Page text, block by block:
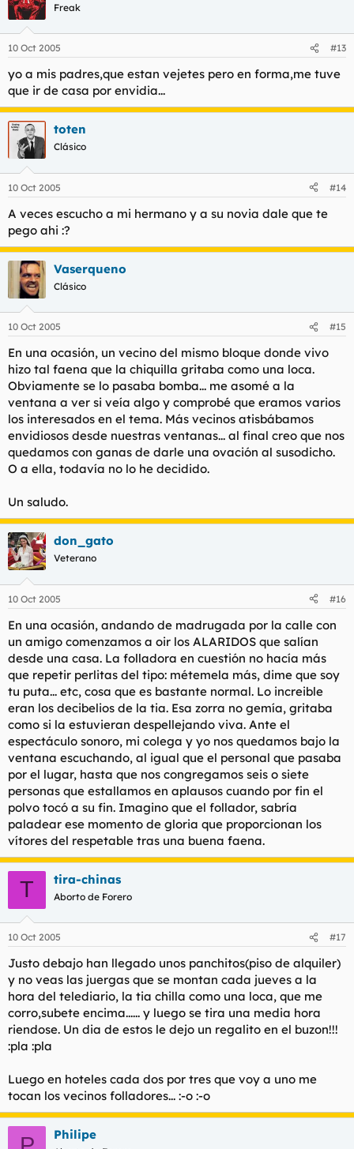
Freak
10 Oct 2005 #13
yo a mis padres,que estan vejetes pero en forma,me tuve
que ir de casa por envidia...
toten
Clásico
10 Oct 2005 #14
A veces escucho a mi hermano y a su novia dale que te
pego ahi :?
Vaserqueno
Clásico
10 Oct 2005 #15
En una ocasión, un vecino del mismo bloque donde vivo
hizo tal faena que la chiquilla gritaba como una loca.
Obviamente se lo pasaba bomba... me asomé a la
ventana a ver si veía algo y comprobé que eramos varios
los interesados en el tema. Más vecinos atisbábamos
envidiosos desde nuestras ventanas... al final creo que nos
quedamos con ganas de darle una ovación al susodicho.
O a ella, todavía no lo he decidido.
Un saludo.
don_gato
Veterano
10 Oct 2005 #16
En una ocasión, andando de madrugada por la calle con
un amigo comenzamos a oir los ALARIDOS que salían
desde una casa. La folladora en cuestión no hacía más
que repetir perlitas del tipo: métemela más, dime que soy
tu puta... etc, cosa que es bastante normal. Lo increible
eran los decibelios de la tia. Esa zorra no gemía, gritaba
como si la estuvieran despellejando viva. Ante el
espectáculo sonoro, mi colega y yo nos quedamos bajo la
ventana escuchando, al igual que el personal que pasaba
por el lugar, hasta que nos congregamos seis o siete
personas que estallamos en aplausos cuando por fin el
polvo tocó a su fin. Imagino que el follador, sabría
paladear ese momento de gloria que proporcionan los
vítores del respetable tras una buena faena.
T tira-chinas
Aborto de Forero
10 Oct 2005 #17
Justo debajo han llegado unos panchitos(piso de alquiler)
y no veas las juergas que se montan cada jueves a la
hora del telediario, la tia chilla como una loca, que me
corro,subete encima...... y luego se tira una media hora
riendose. Un dia de estos le dejo un regalito en el buzon!!!
:pla :pla
Luego en hoteles cada dos por tres que voy a uno me
tocan los vecinos folladores... :-o :-o
Philipe